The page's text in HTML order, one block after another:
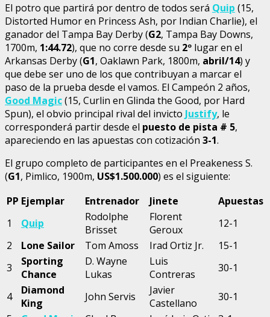
El potro que partirá por dentro de todos será Quip (15,
Distorted Humor en Princess Ash, por Indian Charlie), el
ganador del Tampa Bay Derby (G2, Tampa Bay Downs,
1700m, 1:44.72), que no corre desde su 2º lugar en el
Arkansas Derby (G1, Oaklawn Park, 1800m, abril/14) y
que debe ser uno de los que contribuyan a marcar el
paso de la prueba desde el vamos. El Campeón 2 años,
Good Magic(15, Curlin en Glinda the Good, por Hard
Spun), el obvio principal rival del invicto Justify, le
corresponderá partir desde el puesto de pista # 5,
apareciendo en las apuestas con cotización 3-1.
El grupo completo de participantes en el Preakeness S.
(G1, Pimlico, 1900m, US$1.500.000) es el siguiente:
PP Ejemplar Entrenador Jinete
Apuestas
1
Quip
Rodolphe
Brisset
Florent
Geroux
12-1
2
Lone Sailor Tom Amoss Irad Ortiz Jr.
15-1
3
Sporting
Chance
D. Wayne
Lukas
Luis
Contreras
30-1
4
Diamond
King
John Servis
Javier
Castellano
30-1